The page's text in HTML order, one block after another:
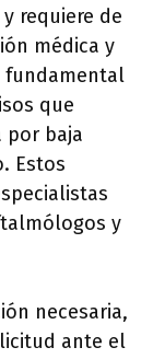
requiere de
médica y
fundamental
que
por baja
Estos
y
necesaria,
ante el